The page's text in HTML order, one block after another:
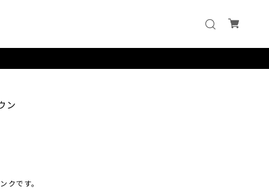
ン
クです。